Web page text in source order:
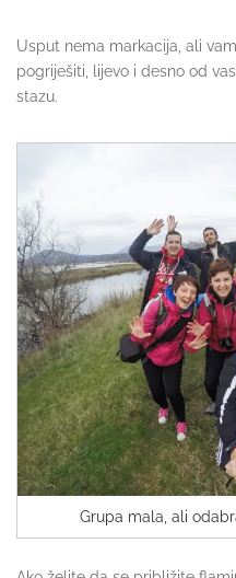
Usput nema markacija, ali
pogriješiti, lijevo i desno od
stazu.
Grupa mala, ali